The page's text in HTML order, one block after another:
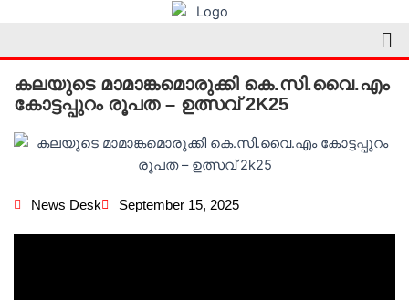
content
കലയുടെ മാമാങ്കമൊരുക്കി കെ.സി.വൈ.എം
കോട്ടപ്പുറം രൂപത – ഉത്സവ് 2K25
News Desk September 15, 2025